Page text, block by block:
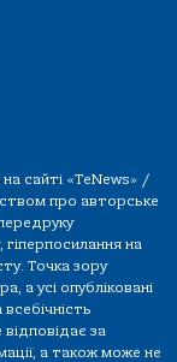
на сайті «TeNews» /
про авторське
на
Точка зору
а усі опубліковані
за
а також може не